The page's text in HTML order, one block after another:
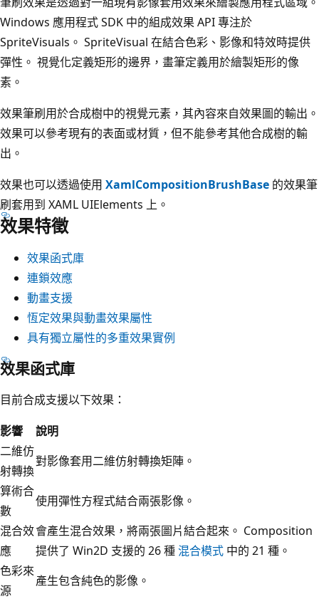
Windows 應用程式 SDK 中的組成效果 API 專注於
SpriteVisuals。 SpriteVisual 在結合色彩、影像和特效時提供
彈性。 視覺化定義矩形的邊界，畫筆定義用於繪製矩形的像
素。
效果筆刷用於合成樹中的視覺元素，其內容來自效果圖的輸出。
效果可以參考現有的表面或材質，但不能參考其他合成樹的輸
出。
效果也可以透過使用 XamlCompositionBrushBase 的效果筆
刷套用到 XAML UIElements 上。
效果特徵
效果函式庫
連鎖效應
動畫支援
恆定效果與動畫效果屬性
具有獨立屬性的多重效果實例
效果函式庫
目前合成支援以下效果：
影響
說明
二維仿
射轉換
對影像套用二維仿射轉換矩陣。
算術合
數
使用彈性方程式結合兩張影像。
混合效
應
會產生混合效果，將兩張圖片結合起來。 Composition
提供了 Win2D 支援的 26 種混合模式 中的 21 種。
色彩來
源
產生包含純色的影像。